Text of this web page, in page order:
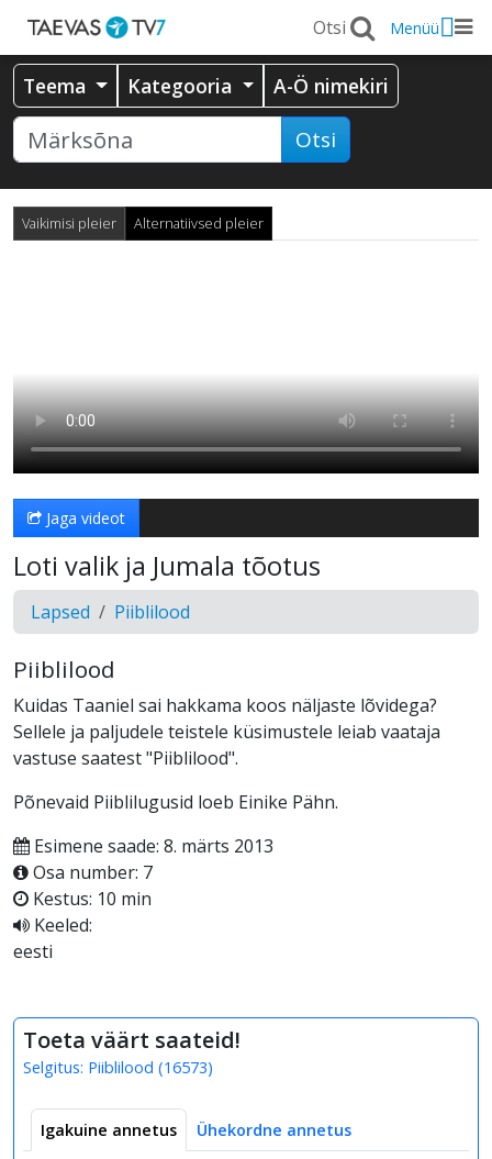
Menüü
Teema Kategooria A-Ö nimekiri
Otsi
Vaikimisi pleier Alternatiivsed pleier
Jaga videot
Loti valik ja Jumala tõotus
Lapsed Piiblilood
Piiblilood
Kuidas Taaniel sai hakkama koos näljaste lõvidega?
Sellele ja paljudele teistele küsimustele leiab vaataja
vastuse saatest "Piiblilood".
Põnevaid Piiblilugusid loeb Einike Pähn.
Esimene saade: 8. märts 2013
Osa number: 7
Kestus: 10 min
Keeled:
eesti
Toeta väärt saateid!
Selgitus: Piiblilood (16573)
Igakuine annetus Ühekordne annetus